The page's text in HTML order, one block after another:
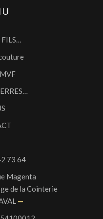
73 64
Magenta
de la Cointerie
—